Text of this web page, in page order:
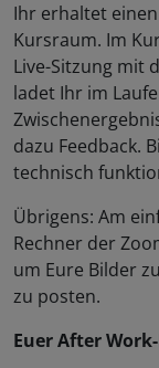
Ihr erhaltet
Kursraum. Im
Live-Sitzung mit
ladet Ihr im
dazu Feedback.
technisch
Übrigens: Am
Rechner der
um Eure Bilder
zu posten.
Euer After